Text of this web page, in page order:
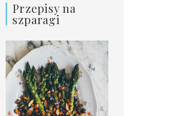
Przepisy na
szparagi